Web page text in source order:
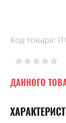
beginning
the
gallery
Код товара:
Рейтинг:
ДАННОГО